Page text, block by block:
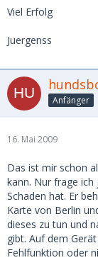
Viel Erfolg
Juergenss
Anfänger
16. Mai 2009
Das ist mir schon
kann. Nur frage
Schaden hat. Er
Karte von Berlin
dieses zu tun und
gibt. Auf dem
Fehlfunktion oder